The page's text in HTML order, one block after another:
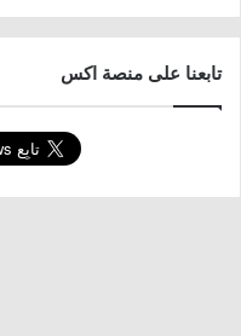
تابعنا على منصة اكس